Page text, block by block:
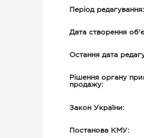
Період редагування:
Дата створення
Остання дата
Рішення органу
продажу:
Закон України:
Постанова КМУ: